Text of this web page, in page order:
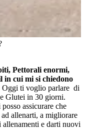
Pettorali enormi,
cui mi si chiedono
Oggi ti voglio parlare di
Glutei in 30 giorni.
assicurare che
allenarti, a migliorare
e darti nuovi